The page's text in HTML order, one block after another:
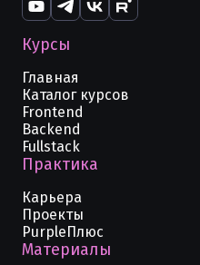
Курсы
Главная
Каталог курсов
Frontend
Backend
Fullstack
Практика
Карьера
Проекты
PurpleПлюс
Материалы